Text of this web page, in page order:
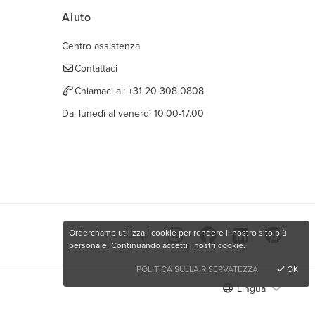
Aiuto
Centro assistenza
Contattaci
Chiamaci al: +31 20 308 0808
Dal lunedì al venerdì 10.00-17.00
Trovaci qui
Lingua
Orderchamp utilizza i cookie per rendere il nostro sito più
personale. Continuando accetti i nostri cookie.
POLITICA SULLA RISERVATEZZA
OK